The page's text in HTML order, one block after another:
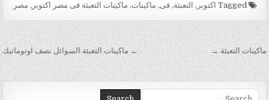
Tagged اكتوبر , التعبئة,فى, ماكينات, ماكينات التعبئة فى مصر اكتوبر , مصر
تصفّح المقالات ← ماكينات التعبئة السوائل نصف اوتوماتيك ماكينات التعبئة →
Search for: